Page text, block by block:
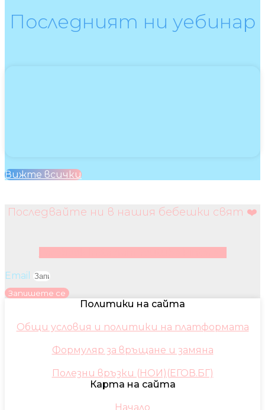
Последният ни уебинар
Вижте всички
Последвайте ни в нашия бебешки свят ❤️
Email
Запишете се
Политики на сайта
Общи условия и политики на платформата
Формуляр за връщане и замяна
Полезни връзки (НОИ)(ЕГОВ.БГ)
Карта на сайта
Начало